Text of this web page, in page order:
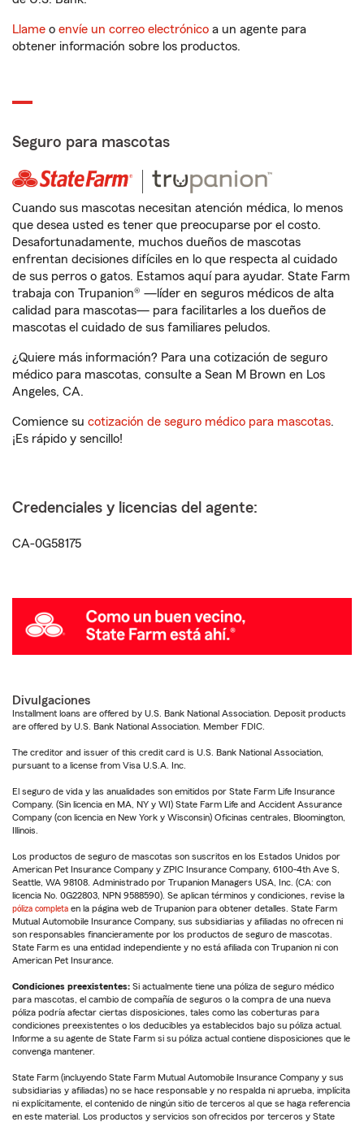
Llame o envíe un correo electrónico a un agente para
obtener información sobre los productos.
Seguro para mascotas
Cuando sus mascotas necesitan atención médica, lo menos
que desea usted es tener que preocuparse por el costo.
Desafortunadamente, muchos dueños de mascotas
enfrentan decisiones difíciles en lo que respecta al cuidado
de sus perros o gatos. Estamos aquí para ayudar. State Farm
trabaja con Trupanion® —líder en seguros médicos de alta
calidad para mascotas— para facilitarles a los dueños de
mascotas el cuidado de sus familiares peludos.
¿Quiere más información? Para una cotización de seguro
médico para mascotas, consulte a Sean M Brown en Los
Angeles, CA.
Comience su cotización de seguro médico para mascotas.
¡Es rápido y sencillo!
Credenciales y licencias del agente:
CA-0G58175
Divulgaciones
Installment loans are offered by U.S. Bank National Association. Deposit products
are offered by U.S. Bank National Association. Member FDIC.
The creditor and issuer of this credit card is U.S. Bank National Association,
pursuant to a license from Visa U.S.A. Inc.
El seguro de vida y las anualidades son emitidos por State Farm Life Insurance
Company. (Sin licencia en MA, NY y WI) State Farm Life and Accident Assurance
Company (con licencia en New York y Wisconsin) Oficinas centrales, Bloomington,
Illinois.
Los productos de seguro de mascotas son suscritos en los Estados Unidos por
American Pet Insurance Company y ZPIC Insurance Company, 6100-4th Ave S,
Seattle, WA 98108. Administrado por Trupanion Managers USA, Inc. (CA: con
licencia No. 0G22803, NPN 9588590). Se aplican términos y condiciones, revise la
póliza completa en la página web de Trupanion para obtener detalles. State Farm
Mutual Automobile Insurance Company, sus subsidiarias y afiliadas no ofrecen ni
son responsables financieramente por los productos de seguro de mascotas.
State Farm es una entidad independiente y no está afiliada con Trupanion ni con
American Pet Insurance.
Condiciones preexistentes: Si actualmente tiene una póliza de seguro médico
para mascotas, el cambio de compañía de seguros o la compra de una nueva
póliza podría afectar ciertas disposiciones, tales como las coberturas para
condiciones preexistentes o los deducibles ya establecidos bajo su póliza actual.
Informe a su agente de State Farm si su póliza actual contiene disposiciones que le
convenga mantener.
State Farm (incluyendo State Farm Mutual Automobile Insurance Company y sus
subsidiarias y afiliadas) no se hace responsable y no respalda ni aprueba, implícita
ni explícitamente, el contenido de ningún sitio de terceros al que se haga referencia
en este material. Los productos y servicios son ofrecidos por terceros y State